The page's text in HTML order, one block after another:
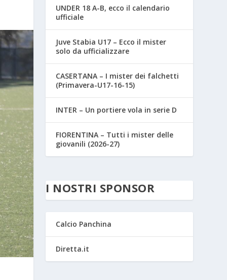
UNDER 18 A-B, ecco il calendario
ufficiale
Juve Stabia U17 – Ecco il mister
solo da ufficializzare
CASERTANA – I mister dei falchetti
(Primavera-U17-16-15)
INTER – Un portiere vola in serie D
FIORENTINA – Tutti i mister delle
giovanili (2026-27)
I NOSTRI SPONSOR
Calcio Panchina
Diretta.it